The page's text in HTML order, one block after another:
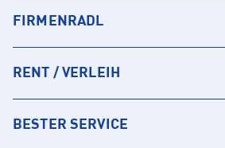
FIRMENRADL
RENT / VERLEIH
BESTER SERVICE